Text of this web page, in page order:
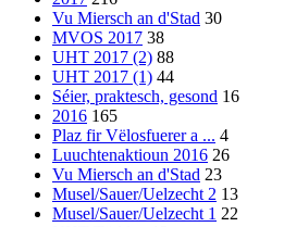
Vu Miersch an d'Stad 30
MVOS 2017 38
UHT 2017 (2) 88
UHT 2017 (1) 44
Séier, praktesch, gesond 16
2016 165
Plaz fir Vëlosfuerer a ... 4
Luuchtenaktioun 2016 26
Vu Miersch an d'Stad 23
Musel/Sauer/Uelzecht 2 13
Musel/Sauer/Uelzecht 1 22